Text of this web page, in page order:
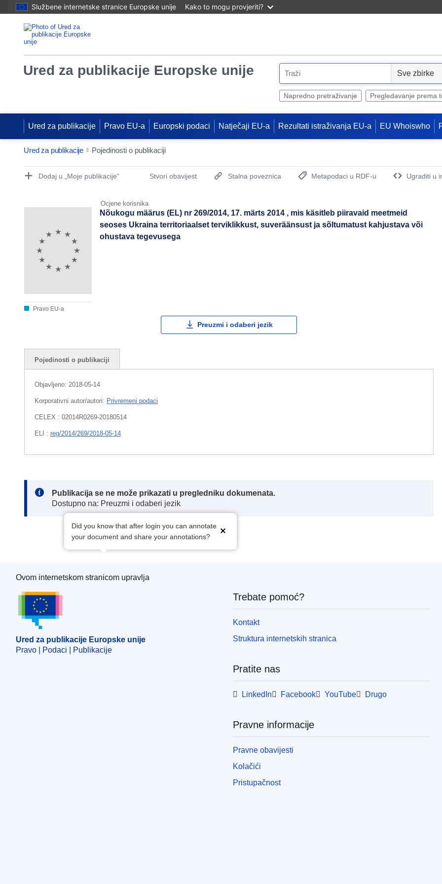
Službene internetske stranice Europske unije Kako to mogu provjeriti?
Ured za publikacije Europske unije
e
Napredno pretraživanje Pregledavanje prema
Ured za publikacije Pravo EU-a Europski podaci Natječaji EU-a Rezultati istraživanja EU-a EU Whoiswho
Ured za publikacije Pojedinosti o publikaciji
Publication Detail Actions Portlet
Dodaj u „Moje publikacije” Stvori obavijest Stalna poveznica
Metapodaci u RDF-u
Ugraditi u
Ocjene korisnika
Pravo EU-a
Nõukogu määrus (EL) nr 269/2014, 17. märts 2014 , mis käsitleb piiravaid meetmeid
seoses Ukraina territoriaalset terviklikkust, suveräänsust ja sõltumatust kahjustava või
ohustava tegevusega
Preuzmi i odaberi jezik
Pojedinosti o publikaciji
Objavljeno: 2018-05-14
Korporativni autor/autori: Privremeni podaci
CELEX : 02014R0269-20180514
ELI : reg/2014/269/2018-05-14
Note:
Publikacija se ne može prikazati u pregledniku dokumenata.
Dostupno na: Preuzmi i odaberi jezik
Did you know that after login you can annotate
your document and share your annotations?
Ured za publikacije Europske unije
Ovom internetskom stranicom upravlja
Ured za publikacije Europske unije
Pravo | Podaci | Publikacije
Trebate pomoć?
Kontakt
Struktura internetskih stranica
Pratite nas
LinkedIn Facebook YouTube Drugo
Pravne informacije
Pravne obavijesti
Kolačići
Pristupačnost